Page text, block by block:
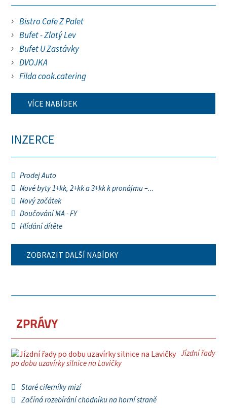
Bistro Cafe Z Palet
Bufet - Zlatý Lev
Bufet U Zastávky
DVOJKA
Filda cook.catering
VÍCE NABÍDEK
INZERCE
Prodej Auto
Nové byty 1+kk, 2+kk a 3+kk k pronájmu –...
Nový začátek
Doučování MA - FY
Hlídání dítěte
ZOBRAZIT DALŠÍ NABÍDKY
ZPRÁVY
Jízdní řady
po dobu uzavírky silnice na Lavičky
Staré ciferníky mizí
Začíná rozebírání chodníku na horní straně